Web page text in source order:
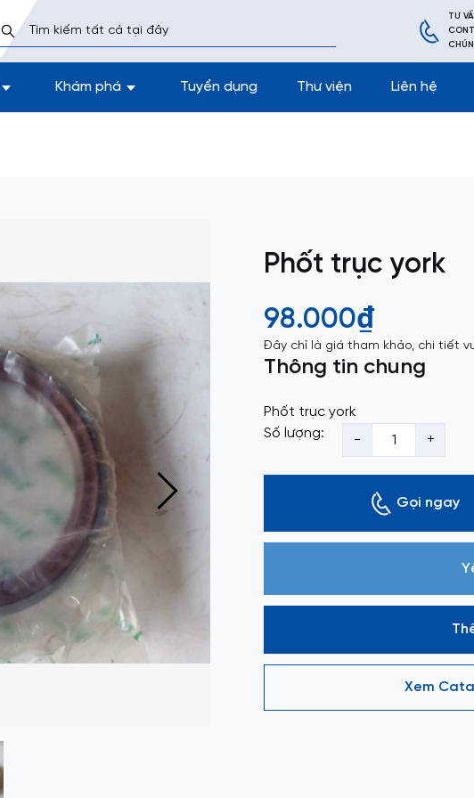
TƯ
Khám phá Tuyển dụng Thư viện Liên hệ
Phốt trục york
98.000₫
Đây chỉ là giá tham khảo, chi tiết
Thông tin chung
Phốt trục york
Số lượng:
- +
Gọi ngay
Xem